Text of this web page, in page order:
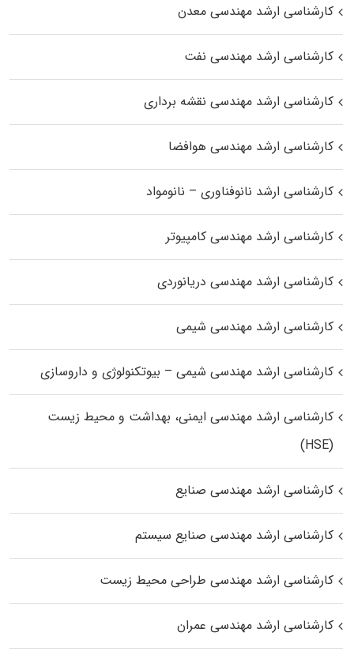
کارشناسی ارشد مهندسی معدن
کارشناسی ارشد مهندسی نفت
کارشناسی ارشد مهندسی نقشه برداری
کارشناسی ارشد مهندسی هوافضا
کارشناسی ارشد نانوفناوری – نانومواد
کارشناسی ارشد مهندسی کامپیوتر
کارشناسی ارشد مهندسی دریانوردی
کارشناسی ارشد مهندسی شیمی
کارشناسی ارشد مهندسی شیمی – بیوتکنولوژی و داروسازی
کارشناسی ارشد مهندسی ایمنی، بهداشت و محیط زیست
(HSE)
کارشناسی ارشد مهندسی صنایع
کارشناسی ارشد مهندسی صنایع سیستم
کارشناسی ارشد مهندسی طراحی محیط زیست
کارشناسی ارشد مهندسی عمران